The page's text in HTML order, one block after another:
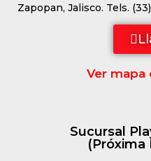
Zapopan, Jalisco. Tels. (33)
Ver mapa
Sucursal
(Próxima